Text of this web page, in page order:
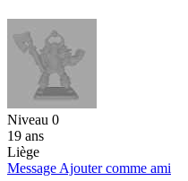
Niveau 0
19 ans
Liège
Message Ajouter comme ami